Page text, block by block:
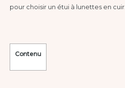
pour choisir un étui à lunettes en cuir.
Contenu